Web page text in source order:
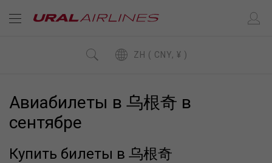
ZH ( CNY, ¥ )
Авиабилеты в 乌根奇 в
сентябре
Купить билеты в 乌根奇